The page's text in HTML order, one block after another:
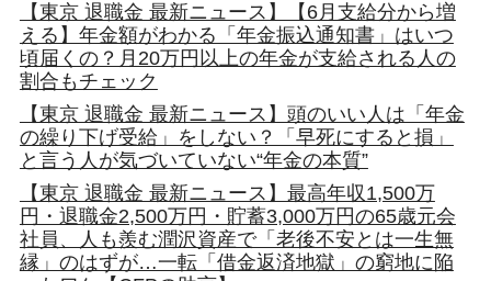
【東京 退職金 最新ニュース】【6月支給分から増
える】年金額がわかる「年金振込通知書」はいつ
頃届くの？月20万円以上の年金が支給される人の
割合もチェック
【東京 退職金 最新ニュース】頭のいい人は「年金
の繰り下げ受給」をしない？「早死にすると損」
と言う人が気づいていない“年金の本質”
【東京 退職金 最新ニュース】最高年収1,500万
円・退職金2,500万円・貯蓄3,000万円の65歳元会
社員、人も羨む潤沢資産で「老後不安とは一生無
縁」のはずが…一転「借金返済地獄」の窮地に陥